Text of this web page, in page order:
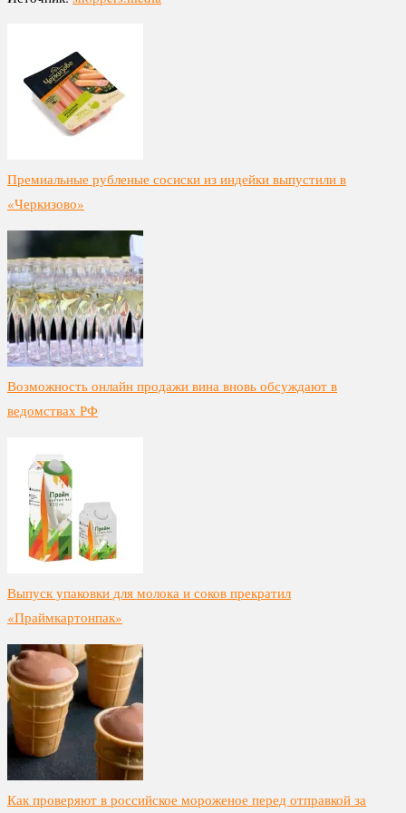
Премиальные рубленые сосиски из индейки выпустили в
«Черкизово»
Возможность онлайн продажи вина вновь обсуждают в
ведомствах РФ
Выпуск упаковки для молока и соков прекратил
«Праймкартонпак»
Как проверяют в российское мороженое перед отправкой за